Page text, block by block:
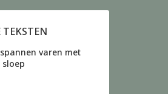
TEKSTEN
varen met
sloep